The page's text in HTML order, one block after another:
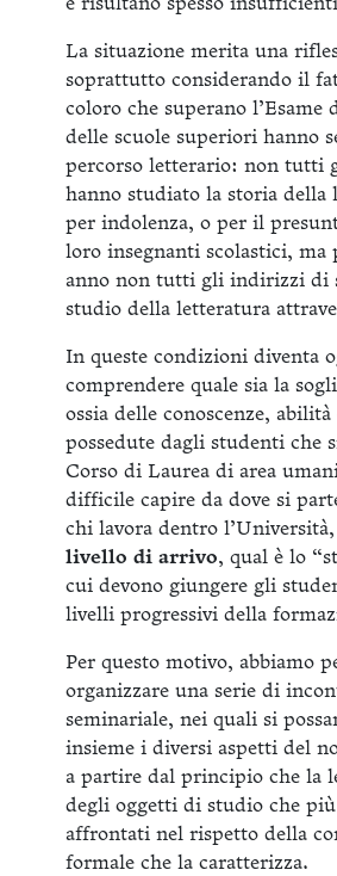
La situazione merita una
soprattutto considerando il
coloro che superano l’Esame
delle scuole superiori hanno
percorso letterario: non tutti
hanno studiato la storia della
per indolenza, o per il
loro insegnanti scolastici, ma
anno non tutti gli indirizzi di
studio della letteratura
In queste condizioni diventa
comprendere quale sia la
ossia delle conoscenze,
possedute dagli studenti che
Corso di Laurea di area
difficile capire da dove si
chi lavora dentro l’Università,
livello di arrivo, qual è lo
cui devono giungere gli
livelli progressivi della
Per questo motivo, abbiamo
organizzare una serie di
seminariale, nei quali si
insieme i diversi aspetti del
a partire dal principio che la
degli oggetti di studio che
affrontati nel rispetto della
formale che la caratterizza.